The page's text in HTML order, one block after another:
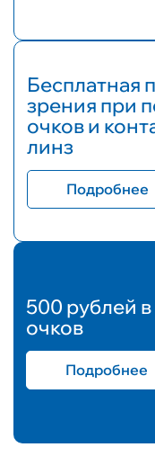
Бесплатная
зрения при
очков и
линз
Подробнее
500 рублей
очков
Подробнее